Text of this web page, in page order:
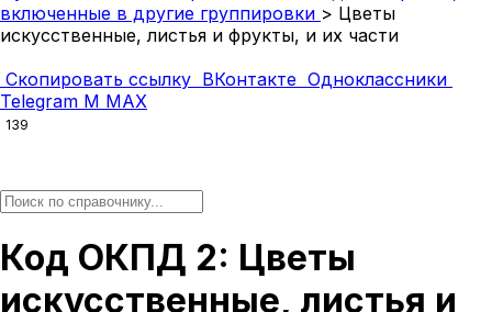
включенные в другие группировки > Цветы
искусственные, листья и фрукты, и их части
Скопировать ссылку ВКонтакте Одноклассники
Telegram M MAX
139
Код ОКПД 2: Цветы
искусственные, листья и